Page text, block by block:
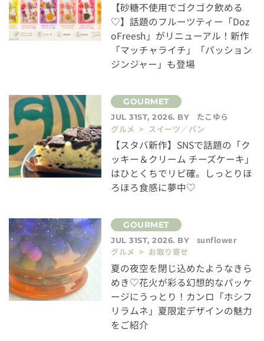
【砂糖不使用でゴクゴク飲める
♡】話題のフルーツティー「Doz
oFreesh」がリニューアル！新作
「マッチャライチ」「パッション
ジンジャー」も登場
JUL 31ST, 2026. BY
たこゆら
グルメ > スイーツ／パン
【スタバ新作】SNSで話題の「ク
ッキー＆クリーム チーズケーキ」
はひとくちでリピ確。しっとりほ
ろほろ食感に夢中♡
JUL 31ST, 2026. BY
sunflower
グルメ > お取り寄せ
夏の夜空を閉じ込めたようなきら
めき♡花火が彩る幻想的なパッケ
ージにうっとり！カンロ「ホシフ
リラムネ」夏限定デザインの魅力
をご紹介